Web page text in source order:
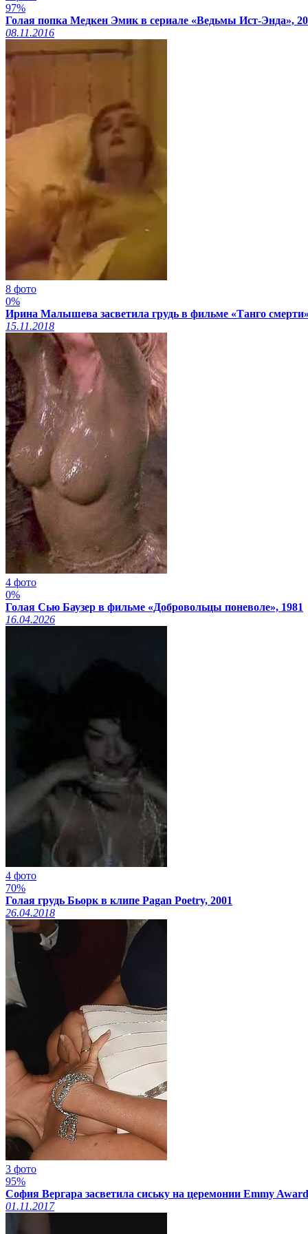
97%
Голая попка Медкен Эмик в сериале «Ведьмы Ист-Энда»,
08.11.2016
8 фото
0%
Ирина Малышева засветила грудь в фильме «Танго
15.11.2018
4 фото
0%
Голая Сью Баузер в фильме «Добровольцы поневоле», 1981
16.04.2026
4 фото
70%
Голая грудь Бьорк в клипе Pagan Poetry, 2001
26.04.2018
3 фото
95%
София Вергара засветила сиську на церемонии Emmy
01.11.2017